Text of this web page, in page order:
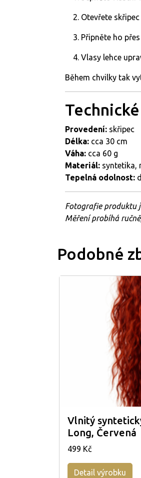
Otevřete skřipec
Připněte ho přes
Vlasy lehce
Během chvilky tak
Technické
Provedení: skřipec
Délka: cca 30 cm
Váha: cca 60 g
Materiál: syntetika,
Tepelná odolnost:
Fotografie produktu
Měření probíhá
Podobné
Vlnitý
Long, Červená
499 Kč
Detail výrobku